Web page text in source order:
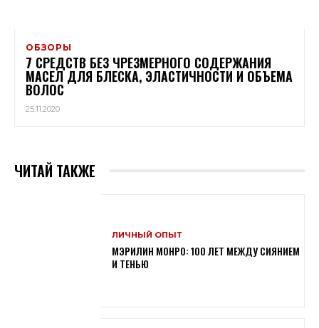
ОБЗОРЫ
7 СРЕДСТВ БЕЗ ЧРЕЗМЕРНОГО СОДЕРЖАНИЯ
МАСЕЛ ДЛЯ БЛЕСКА, ЭЛАСТИЧНОСТИ И ОБЪЕМА
ВОЛОС
25.11.2020
ЧИТАЙ ТАКЖЕ
ЛИЧНЫЙ ОПЫТ
МЭРИЛИН МОНРО: 100 ЛЕТ МЕЖДУ СИЯНИЕМ
И ТЕНЬЮ